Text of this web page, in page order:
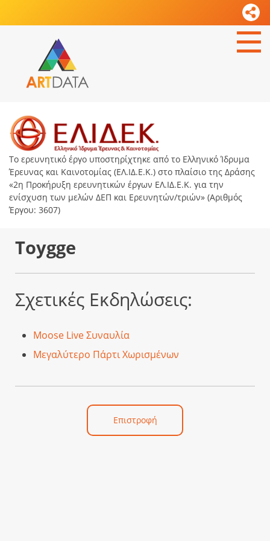
Το ερευνητικό έργο υποστηρίχτηκε από το Ελληνικό Ίδρυμα
Έρευνας και Καινοτομίας (ΕΛ.ΙΔ.Ε.Κ.) στο πλαίσιο της Δράσης
«2η Προκήρυξη ερευνητικών έργων ΕΛ.ΙΔ.Ε.Κ. για την
ενίσχυση των μελών ΔΕΠ και Ερευνητών/τριών» (Αριθμός
Έργου: 3607)
Toygge
Σχετικές Εκδηλώσεις:
Moose Live Συναυλία
Μεγαλύτερο Πάρτι Χωρισμένων
Επιστροφή